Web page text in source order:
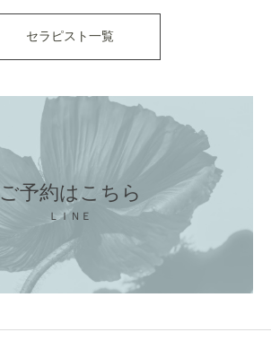
セラピスト一覧
ご予約はこちら
ＬＩＮＥ